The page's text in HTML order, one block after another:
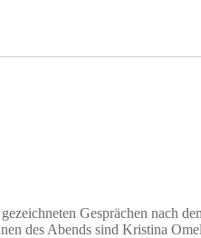
Gesprächen nach
des Abends sind Kristina